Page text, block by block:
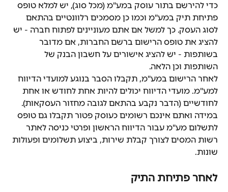
כדי להירשם בתור עוסק במע"מ (מכל סוג), יש למלא טופס
פתיחת תיק במע"מ וכמו כן מסמכים רלוונטיים בהתאם
לסוג העסק. כך למשל אם אתם מעוניינים לפתוח חברה - יש
להציג את טופס הרישום ברשם החברות, אם מדובר
בשותפות - יש להציג אישורים על חשבון הבנק של
השותפות וכן הלאה.
לאחר הרישום במע"מ, תקבלו הסבר בנוגע למועדי הדיווח
למע"מ. מועדי הדיווח יכולים להיות אחת לחודש או אחת
לחודשיים (הדבר נקבע בהתאם לגובה מחזור העסקאות).
במידה ואתם אינכם רשומים כעוסק פטור תקבלו גם טופס
לתשלום מע"מ עבור הדיווח הראשון ופרטי כניסה לאתר
רשות המסים לצורך קבלת שירות, ביצוע תשלומים ופעולות
שונות.
לאחר פתיחת התיק